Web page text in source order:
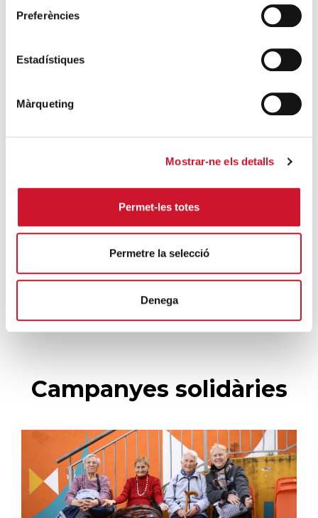
Preferències
Estadístiques
Màrqueting
Mostrar-ne els detalls
Permet-les totes
Permetre la selecció
Denega
la situació a Ceuta i fa una crida a la
SEGUEIX LLEGINT
4.100 persones en el dispositiu
extraordinari de regularització
La campana que canvia vides
SEGUEIX LLEGINT
El voluntariat, una oportunitat per fer
SEGUEIX LLEGINT
Campanyes solidàries